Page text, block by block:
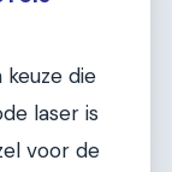
keuze die
laser is
voor de